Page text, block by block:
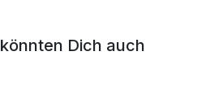
könnten Dich auch